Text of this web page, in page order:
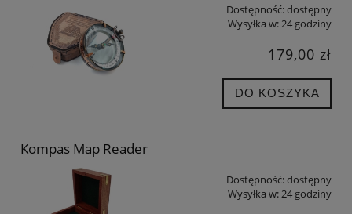
Dostępność:dostępny
Wysyłka w: 24 godziny
179,00 zł
DO KOSZYKA
Kompas Map Reader
Dostępność:dostępny
Wysyłka w:24 godziny